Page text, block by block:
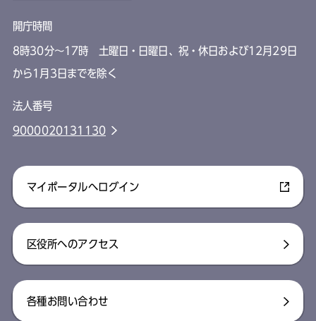
開庁時間
8時30分～17時 土曜日・日曜日、祝・休日および12月29日
から1月3日までを除く
法人番号
9000020131130
マイポータルへログイン
区役所へのアクセス
各種お問い合わせ